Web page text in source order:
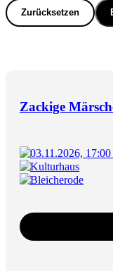
Zurücksetzen
Zackige
03.11.2026,
Kulturhaus
Bleicherode